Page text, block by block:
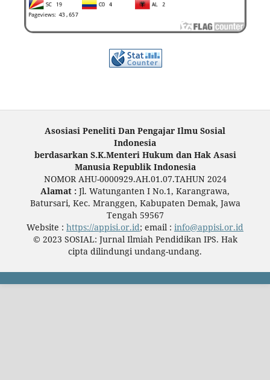
Asosiasi Peneliti Dan Pengajar Ilmu Sosial
Indonesia
berdasarkan S.K.Menteri Hukum dan Hak Asasi
Manusia Republik Indonesia
NOMOR AHU-0000929.AH.01.07.TAHUN 2024
Alamat : Jl. Watunganten I No.1, Karangrawa,
Batursari, Kec. Mranggen, Kabupaten Demak, Jawa
Tengah 59567
Website : https://appisi.or.id; email : info@appisi.or.id
© 2023 SOSIAL: Jurnal Ilmiah Pendidikan IPS. Hak
cipta dilindungi undang-undang.